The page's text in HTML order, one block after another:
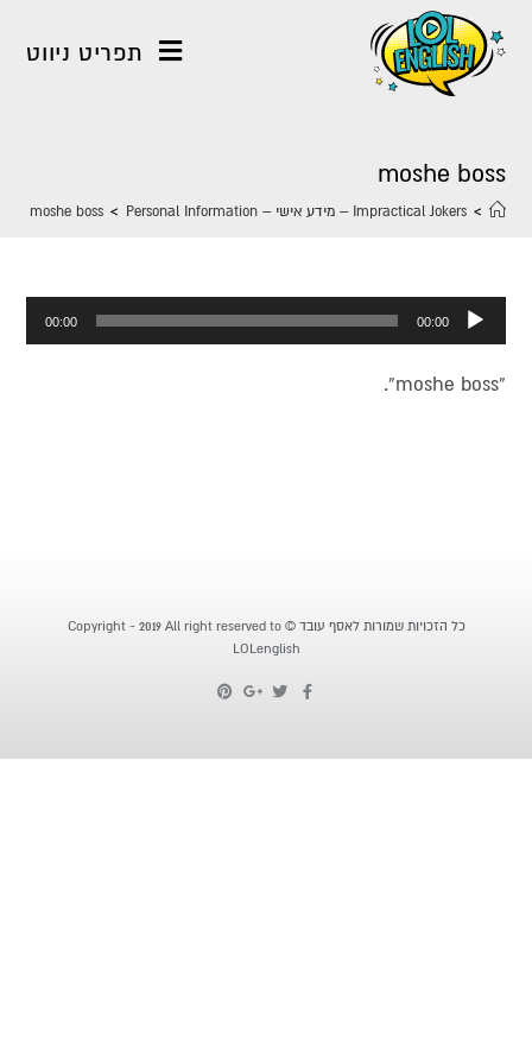
תפריט ניווט
moshe boss
> Impractical Jokers – מידע אישי – Personal Information >
moshe boss
אודיו
00:00
00:00
“moshe boss”.
כל הזכויות שמורות לאסף עובד © Copyright - 2019 All right reserved to
LOLenglish